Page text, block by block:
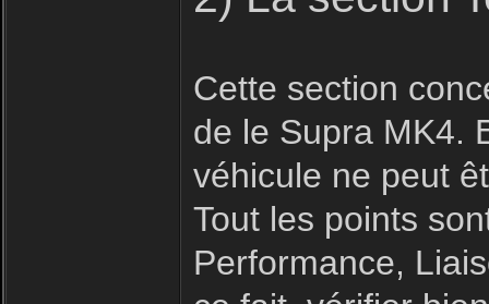
Cette section
de le Supra MK4.
véhicule ne peut
Tout les points
Performance,